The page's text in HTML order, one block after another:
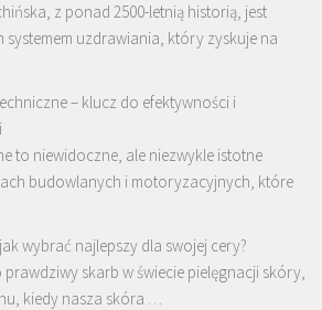
z ponad 2500-letnią historią, jest
systemem uzdrawiania, który zyskuje na
– klucz do efektywności i
to niewidoczne, ale niezwykle istotne
budowlanych i motoryzacyjnych, które
wybrać najlepszy dla swojej cery?
prawdziwy skarb w świecie pielęgnacji skóry,
kiedy nasza skóra …